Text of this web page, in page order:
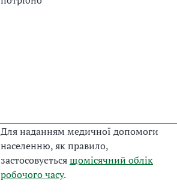
Для наданням медичної допомоги
населенню, як правило,
застосовуєтьсящомісячний облік
робочого часу.